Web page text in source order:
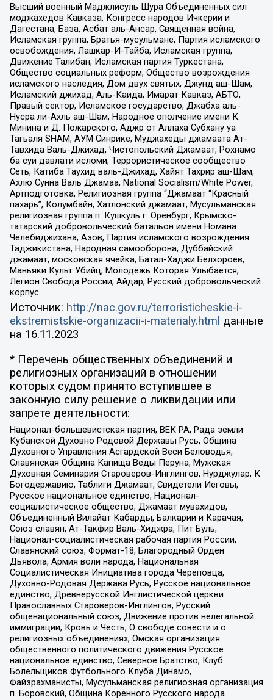
Высший военный Маджлисуль Шура Объединенных сил
моджахедов Кавказа, Конгресс народов Ичкерии и
Дагестана, База, Асбат аль-Ансар, Священная война,
Исламская группа, Братья-мусульмане, Партия исламского
освобождения, Лашкар-И-Тайба, Исламская группа,
Движение Талибан, Исламская партия Туркестана,
Общество социальных реформ, Общество возрождения
исламского наследия, Дом двух святых, Джунд аш-Шам,
Исламский джихад, Аль-Каида, Имарат Кавказ, АБТО,
Правый сектор, Исламское государство, Джабха аль-
Нусра ли-Ахль аш-Шам, Народное ополчение имени К.
Минина и Д. Пожарского, Аджр от Аллаха Субхану уа
Тагьаля SHAM, АУМ Синрике, Муджахеды джамаата Ат-
Тавхида Валь-Джихад, Чистопольский Джамаат, Рохнамо
ба суи давлати исломи, Террористическое сообщество
Сеть, Катиба Таухид валь-Джихад, Хайят Тахрир аш-Шам,
Ахлю Сунна Валь Джамаа, National Socialism/White Power,
Артподготовка, Религиозная группа “Джамаат “Красный
пахарь”, Колумбайн, Хатлонский джамаат, Мусульманская
религиозная группа п. Кушкуль г. Оренбург, Крымско-
татарский добровольческий батальон имени Номана
Челебиджихана, Азов, Партия исламского возрождения
Таджикистана, Народная самооборона, Дуббайский
джамаат, московская ячейка, Батал-Хаджи Белхороев,
Маньяки Культ Убийц, Молодёжь Которая Улыбается,
Легион Свобода России, Айдар, Русский добровольческий
корпус
Источник: http://nac.gov.ru/terroristicheskie-i-
ekstremistskie-organizacii-i-materialy.html данные
на 16.11.2023
* Перечень общественных объединений и
религиозных организаций в отношении
которых судом принято вступившее в
законную силу решение о ликвидации или
запрете деятельности:
Национал-большевистская партия, ВЕК РА, Рада земли
Кубанской Духовно Родовой Державы Русь, Община
Духовного Управления Асгардской Веси Беловодья,
Славянская Община Капища Веды Перуна, Мужская
Духовная Семинария Староверов-Инглингов, Нурджулар, К
Богодержавию, Таблиги Джамаат, Свидетели Иеговы,
Русское национальное единство, Национал-
социалистическое общество, Джамаат мувахидов,
Объединенный Вилайат Кабарды, Балкарии и Карачая,
Союз славян, Ат-Такфир Валь-Хиджра, Пит Буль,
Национал-социалистическая рабочая партия России,
Славянский союз, Формат-18, Благородный Орден
Дьявола, Армия воли народа, Национальная
Социалистическая Инициатива города Череповца,
Духовно-Родовая Держава Русь, Русское национальное
единство, Древнерусской Инглистической церкви
Православных Староверов-Инглингов, Русский
общенациональный союз, Движение против нелегальной
иммиграции, Кровь и Честь, О свободе совести и о
религиозных объединениях, Омская организация
общественного политического движения Русское
национальное единство, Северное Братство, Клуб
Болельщиков Футбольного Клуба Динамо,
Файзрахманисты, Мусульманская религиозная организация
п. Боровский, Община Коренного Русского народа